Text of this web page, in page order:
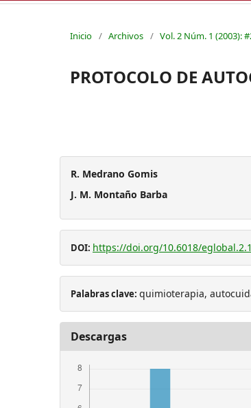
Inicio / Archivos / Vol. 2 Núm. 1 (2003):
PROTOCOLO DE
R. Medrano Gomis
J. M. Montaño Barba
DOI: https://doi.org/10.6018/
Palabras clave: quimioterapia,
Descargas